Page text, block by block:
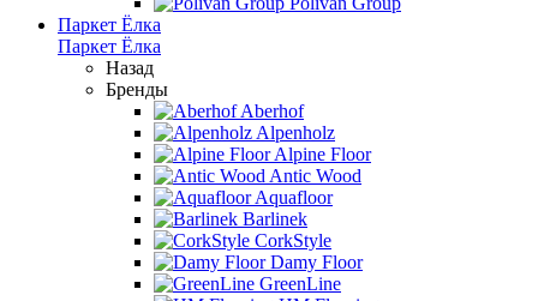
Паркет Ёлка
Паркет Ёлка
Назад
Бренды
Aberhof
Alpenholz
Alpine Floor
Antic Wood
Aquafloor
Barlinek
CorkStyle
Damy Floor
GreenLine